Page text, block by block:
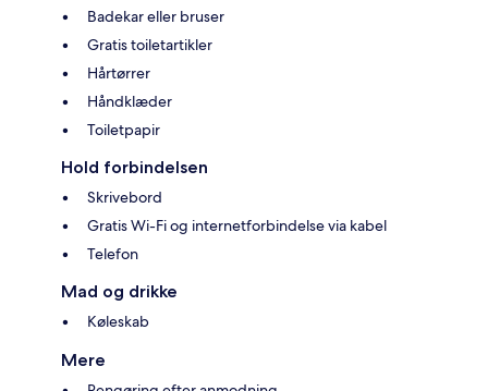
Badekar eller bruser
Gratis toiletartikler
Hårtørrer
Håndklæder
Toiletpapir
Hold forbindelsen
Skrivebord
Gratis Wi-Fi og internetforbindelse via kabel
Telefon
Mad og drikke
Køleskab
Mere